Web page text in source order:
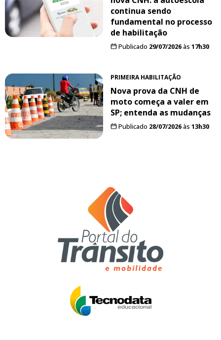
continua sendo
fundamental no processo
de habilitação
Publicado 29/07/2026às 17h30
PRIMEIRA HABILITAÇÃO
Nova prova da CNH de
moto começa a valer em
SP; entenda as mudanças
Publicado 28/07/2026às 13h30